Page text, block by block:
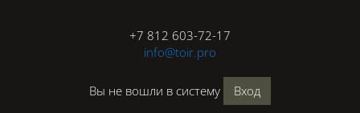
+7 812 603-72-17
info@toir.pro
Вы не вошли в систему Вход